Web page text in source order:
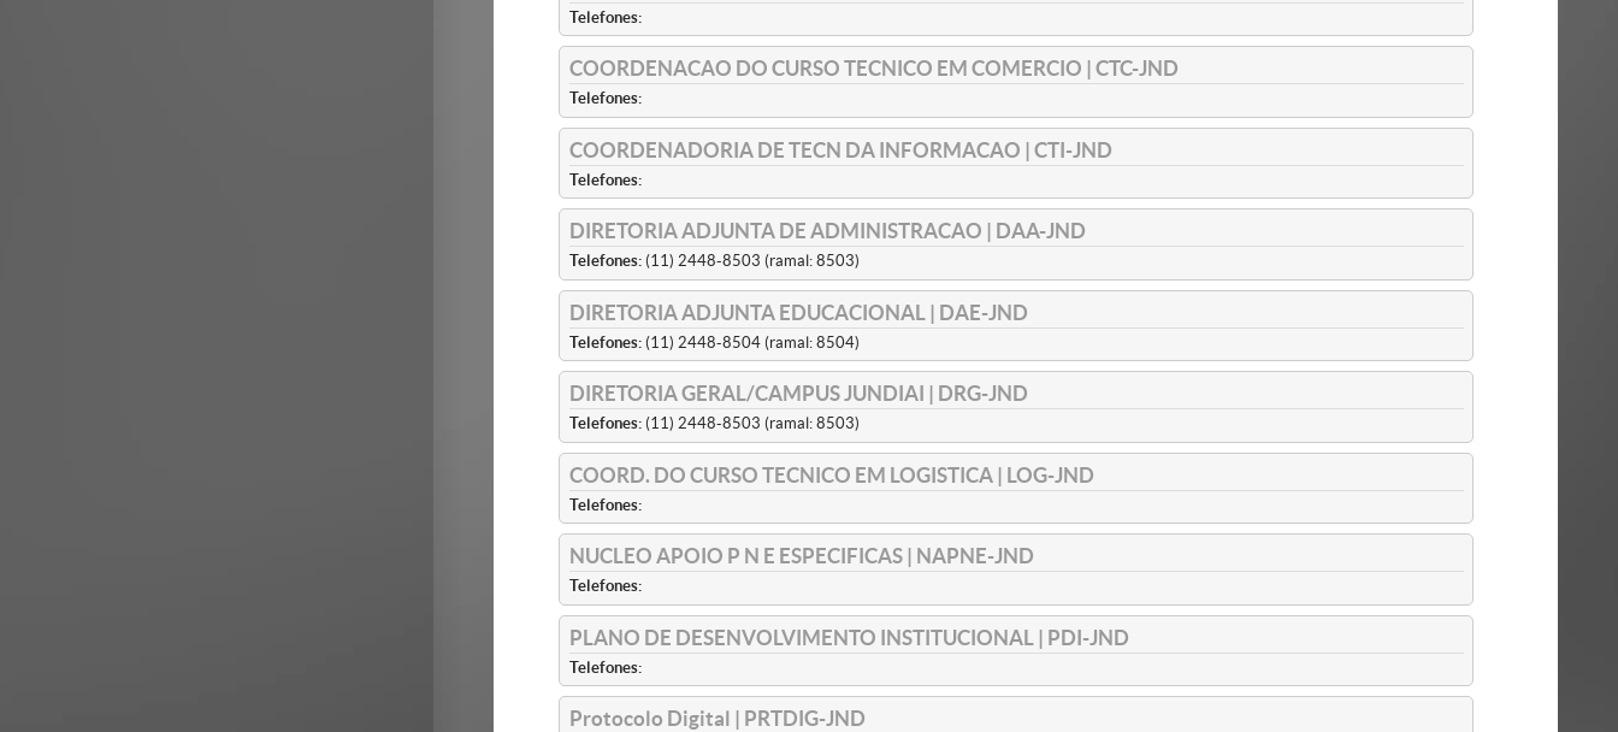
Telefones:
COORDENACAO DO CURSO TECNICO EM COMERCIO | CTC-JND
Telefones:
COORDENADORIA DE TECN DA INFORMACAO | CTI-JND
Telefones:
DIRETORIA ADJUNTA DE ADMINISTRACAO | DAA-JND
Telefones: (11) 2448-8503 (ramal: 8503)
DIRETORIA ADJUNTA EDUCACIONAL | DAE-JND
Telefones: (11) 2448-8504 (ramal: 8504)
DIRETORIA GERAL/CAMPUS JUNDIAI | DRG-JND
Telefones: (11) 2448-8503 (ramal: 8503)
COORD. DO CURSO TECNICO EM LOGISTICA | LOG-JND
Telefones:
NUCLEO APOIO P N E ESPECIFICAS | NAPNE-JND
Telefones:
PLANO DE DESENVOLVIMENTO INSTITUCIONAL | PDI-JND
Telefones:
Protocolo Digital | PRTDIG-JND